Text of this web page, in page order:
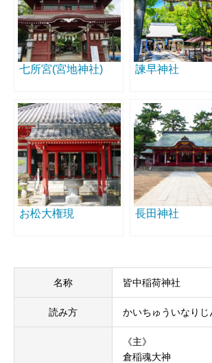
七所宮(宮地神社) 諫早神社
お松大権現 長田神社
名称 皆中稲荷神社
読み方 かいちゅういなりじ
《主》
倉稲魂大神